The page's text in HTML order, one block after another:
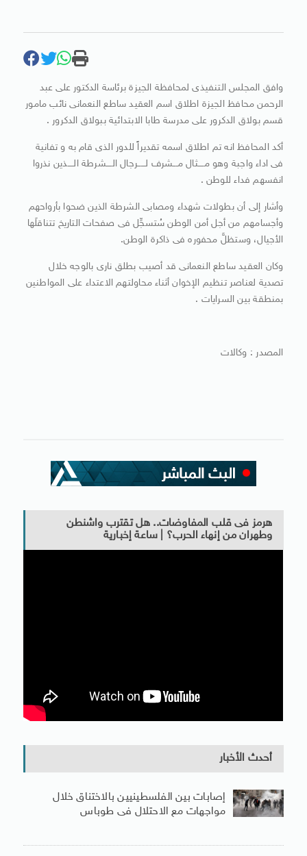
وافق المجلس التنفيذى لمحافظة الجيزة برئاسة الدكتور على عبد
الرحمن محافظ الجيزة اطلاق اسم العقيد ساطع النعمانى نائب مامور
قسم بولاق الدكرور على مدرسة طابا الابتدائية ببولاق الدكرور .
أكد المحافظ انه تم اطلاق اسمه تقديراً للدور الذى قام به و تفانية
فى اداء واجبة وهو مــــثال مـــشرف لـــــرجال الــــشرطة الــــذين نذروا
انفسهم فداء للوطن .
وأشار إلى أن بطولات شهداء ومصابى الشرطة الذين ضحوا بأرواحهم
وأجسامهم من أجل أمن الوطن سُتسجِّل فى صفحات التاريخ تتناقلَها
الأجيال، وستظلَّ محفوره فى ذاكرة الوطن.
وكان العقيد ساطع النعمانى قد أصيب بطلق نارى بالوجه خلال
تصدية لعناصر تنظيم الإخوان أثناء محاولتهم الاعتداء على المواطنين
بمنطقة بين السرايات .
المصدر : وكالات
هرمز فى قلب المفاوضات.. هل تقترب واشنطن
وطهران من إنهاء الحرب؟ | ساعة إخبارية
أحدث الأخبار
إصابات بين الفلسطينيين بالاختناق خلال
مواجهات مع الاحتلال فى طوباس